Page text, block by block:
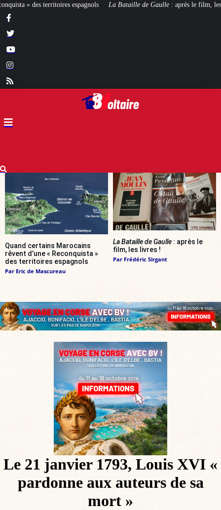
La Bataille de Gaulle: après le film, les livres ! [CINÉMA]De la
Quand certains Marocains
rêvent d’une « Reconquista »
des territoires espagnols
Par Eric de Mascureau
La Bataille de Gaulle : après le
film, les livres !
Par Frédéric Sirgant
Le 21 janvier 1793, Louis XVI «
pardonne aux auteurs de sa
mort »